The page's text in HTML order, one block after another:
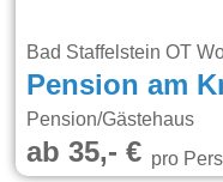
Bad Staffelstein OT
Pension am
Pension/Gästehaus
ab 35,- €pro